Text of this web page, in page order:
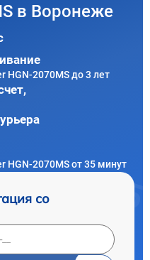
в Воронеже
HGN-2070MS до 3 лет
HGN-2070MS от 35 минут
со